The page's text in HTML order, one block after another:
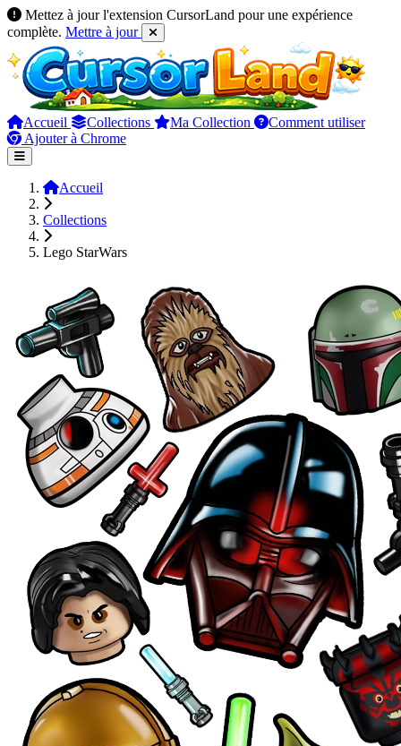
Mettez à jour l'extension CursorLand pour une expérience
complète. Mettre à jour
Accueil Collections Ma Collection
Comment utiliser
Ajouter à Chrome
Accueil
Collections
Lego StarWars